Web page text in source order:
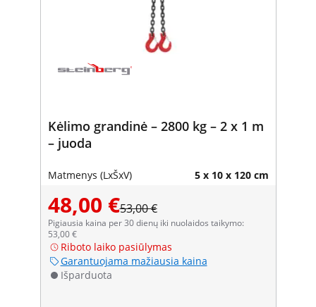
Kėlimo grandinė – 2800 kg – 2 x 1 m
– juoda
Matmenys (LxŠxV) 5 x 10 x 120 cm
48,00 €53,00 €
Pigiausia kaina per 30 dienų iki nuolaidos taikymo:
53,00 €
Riboto laiko pasiūlymas
Garantuojama mažiausia kaina
Išparduota